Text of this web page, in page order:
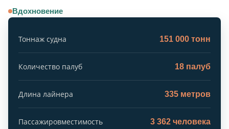
Вдохновение
Тоннаж судна 151 000 тонн
Количество палуб 18 палуб
Длина лайнера 335 метров
Пассажировместимость 3 362 человека